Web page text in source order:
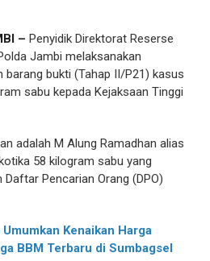
– Penyidik Direktorat Reserse
Jambi melaksanakan
barang bukti (Tahap II/P21) kasus
sabu kepada Kejaksaan Tinggi
adalah M Alung Ramadhan alias
58 kilogram sabu yang
Pencarian Orang (DPO)
Kenaikan Harga
BBM Terbaru di Sumbagsel